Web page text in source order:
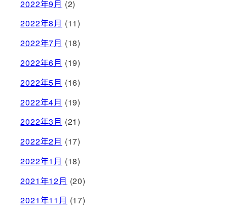
2022年9月 (2)
2022年8月 (11)
2022年7月 (18)
2022年6月 (19)
2022年5月 (16)
2022年4月 (19)
2022年3月 (21)
2022年2月 (17)
2022年1月 (18)
2021年12月 (20)
2021年11月 (17)